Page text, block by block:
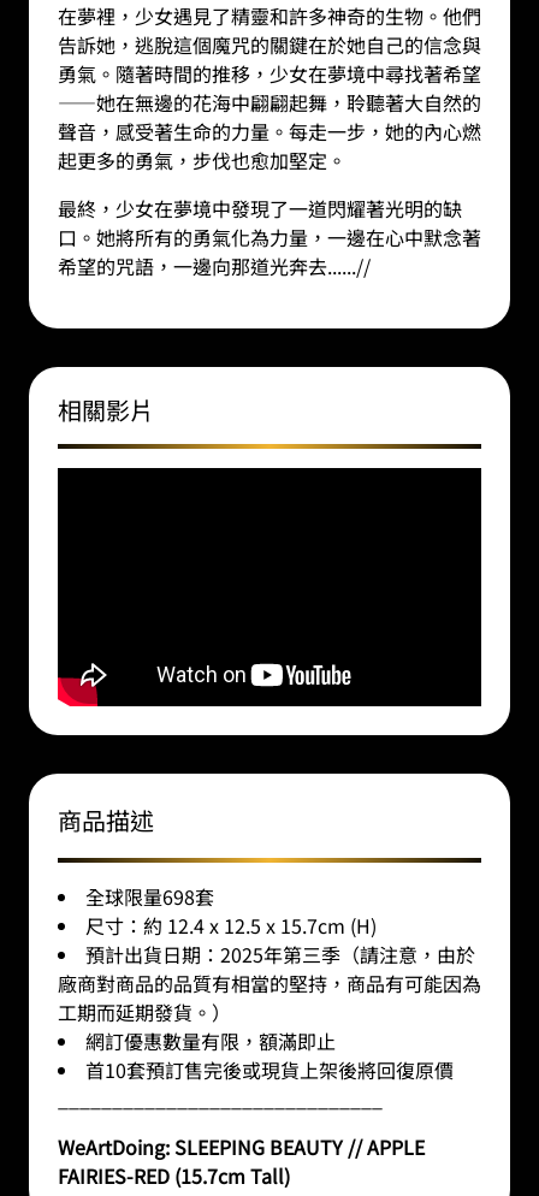
在夢裡，少女遇見了精靈和許多神奇的生物。他們
告訴她，逃脫這個魔咒的關鍵在於她自己的信念與
勇氣。隨著時間的推移，少女在夢境中尋找著希望
——她在無邊的花海中翩翩起舞，聆聽著大自然的
聲音，感受著生命的力量。每走一步，她的內心燃
起更多的勇氣，步伐也愈加堅定。
最終，少女在夢境中發現了一道閃耀著光明的缺
口。她將所有的勇氣化為力量，一邊在心中默念著
希望的咒語，一邊向那道光奔去......//
相關影片
商品描述
全球限量698套
尺寸：約 12.4 x 12.5 x 15.7cm (H)
預計出貨日期：2025年第三季（請注意，由於
廠商對商品的品質有相當的堅持，商品有可能因為
工期而延期發貨。）
網訂優惠數量有限，額滿即止
首10套預訂售完後或現貨上架後將回復原價
WeArtDoing: SLEEPING BEAUTY // APPLE
FAIRIES-RED (15.7cm Tall)